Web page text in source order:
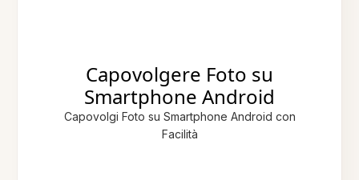
Capovolgere Foto su
Smartphone Android
Capovolgi Foto su Smartphone Android con
Facilità